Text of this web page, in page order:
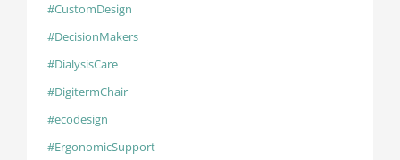
#CustomDesign
#DecisionMakers
#DialysisCare
#DigitermChair
#ecodesign
#ErgonomicSupport